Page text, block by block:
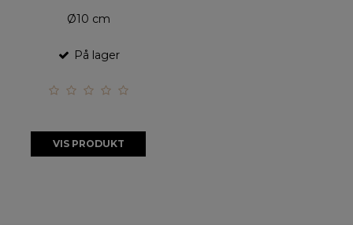
Ø10 cm
På lager
VIS PRODUKT